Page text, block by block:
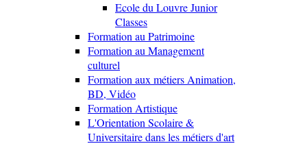
Ecole du Louvre Junior
Classes
Formation au Patrimoine
Formation au Management
culturel
Formation aux métiers Animation,
BD, Vidéo
Formation Artistique
L'Orientation Scolaire &
Universitaire dans les métiers d'art